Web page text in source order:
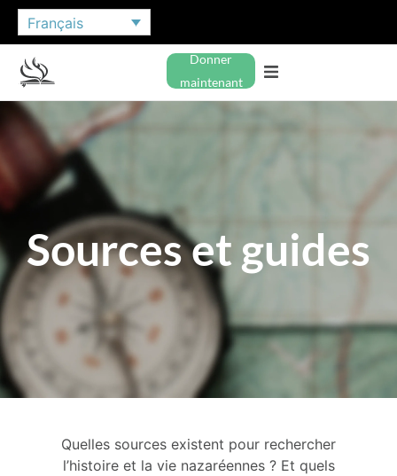
Français
Donner
maintenant
Sources et guides
Quelles sources existent pour rechercher
l’histoire et la vie nazaréennes ? Et quels